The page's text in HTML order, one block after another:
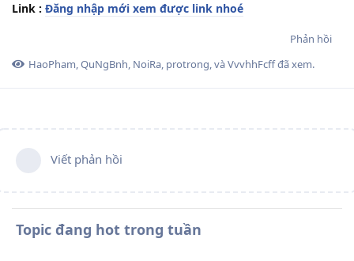
Link : Đăng nhập mới xem được link nhoé
Phản hồi
HaoPham,QuNgBnh, NoiRa, protrong, vàVvvhhFcffđã xem.
Viết phản hồi
Topic đang hot trong tuần